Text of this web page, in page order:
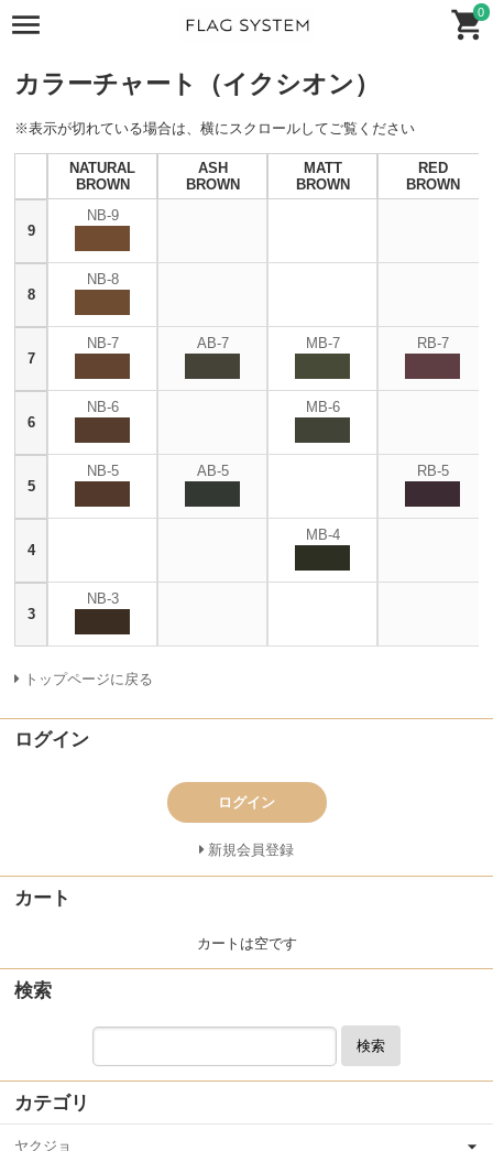
0
カラーチャート（イクシオン）
※表示が切れている場合は、横にスクロールしてご覧ください
NATURAL
BROWN
ASH
BROWN
MATT
BROWN
RED
BROWN
9
NB-9
8
NB-8
7
NB-7 AB-7 MB-7 RB-7
6
NB-6 MB-6
5
NB-5 AB-5 RB-5
4
MB-4
3
NB-3
トップページに戻る
ログイン
ログイン
新規会員登録
カート
カートは空です
検索
検索
カテゴリ
ヤクジョ